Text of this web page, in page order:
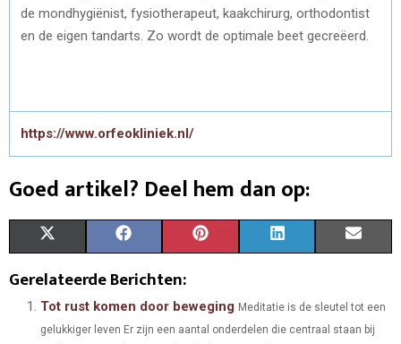
de mondhygiënist, fysiotherapeut, kaakchirurg, orthodontist
en de eigen tandarts. Zo wordt de optimale beet gecreëerd.
https://www.orfeokliniek.nl/
Goed artikel? Deel hem dan op:
R
T
W
A
R
C
E
A
R
N
T R
K R
I
Gerelateerde Berichten:
Tot rust komen door beweging Meditatie is de sleutel tot een
gelukkiger leven Er zijn een aantal onderdelen die centraal staan bij